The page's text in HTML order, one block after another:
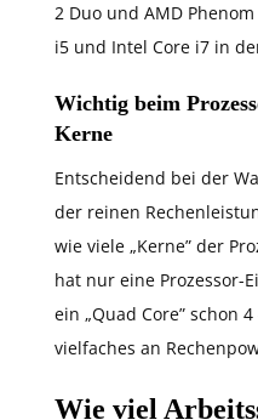
2 Duo und AMD
i5 und Intel Core i7 in
Wichtig beim
Kerne
Entscheidend bei der
der reinen
wie viele „Kerne” der
hat nur eine Prozessor-
ein „Quad Core” schon
vielfaches an
Wie viel